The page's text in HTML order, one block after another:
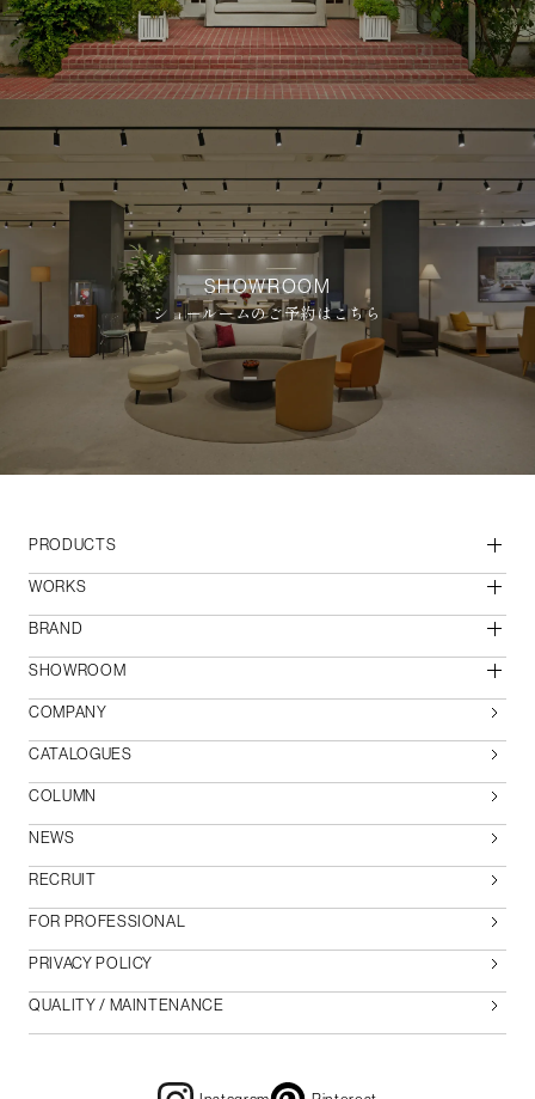
SHOWROOM
ショールームのご予約はこちら
PRODUCTS
WORKS
BRAND
SHOWROOM
COMPANY
CATALOGUES
COLUMN
NEWS
RECRUIT
FOR PROFESSIONAL
PRIVACY POLICY
QUALITY / MAINTENANCE